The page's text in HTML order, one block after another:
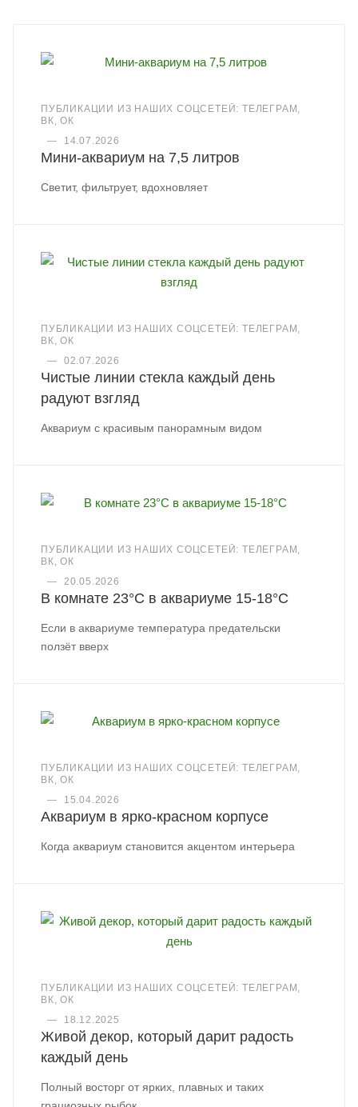
ПУБЛИКАЦИИ ИЗ НАШИХ СОЦСЕТЕЙ: ТЕЛЕГРАМ,
ВК, ОК
—
14.07.2026
Мини-аквариум на 7,5 литров
Светит, фильтрует, вдохновляет
ПУБЛИКАЦИИ ИЗ НАШИХ СОЦСЕТЕЙ: ТЕЛЕГРАМ,
ВК, ОК
—
02.07.2026
Чистые линии стекла каждый день
радуют взгляд
Аквариум с красивым панорамным видом
ПУБЛИКАЦИИ ИЗ НАШИХ СОЦСЕТЕЙ: ТЕЛЕГРАМ,
ВК, ОК
—
20.05.2026
В комнате 23°C в аквариуме 15-18°C
Если в аквариуме температура предательски
ползёт вверх
ПУБЛИКАЦИИ ИЗ НАШИХ СОЦСЕТЕЙ: ТЕЛЕГРАМ,
ВК, ОК
—
15.04.2026
Аквариум в ярко-красном корпусе
Когда аквариум становится акцентом интерьера
ПУБЛИКАЦИИ ИЗ НАШИХ СОЦСЕТЕЙ: ТЕЛЕГРАМ,
ВК, ОК
—
18.12.2025
Живой декор, который дарит радость
каждый день
Полный восторг от ярких, плавных и таких